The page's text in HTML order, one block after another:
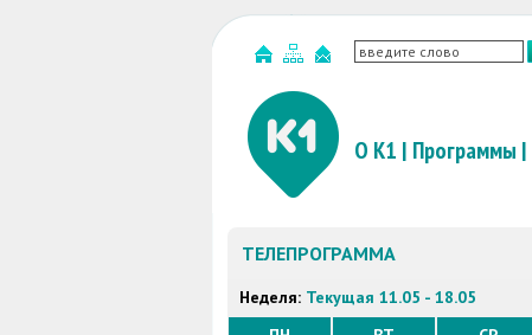
О К1 | Программы |
ТЕЛЕПРОГРАММА
Неделя: Текущая 11.05 - 18.05